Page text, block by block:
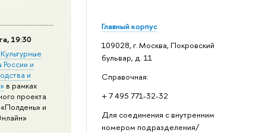
Главный корпус
109028, г. Москва, Покровский
бульвар, д. 11
Справочная:
+ 7 495 771-32-32
Для соединения с внутренним
номером подразделения/
19:30
России и
и
в рамках
проекта
и